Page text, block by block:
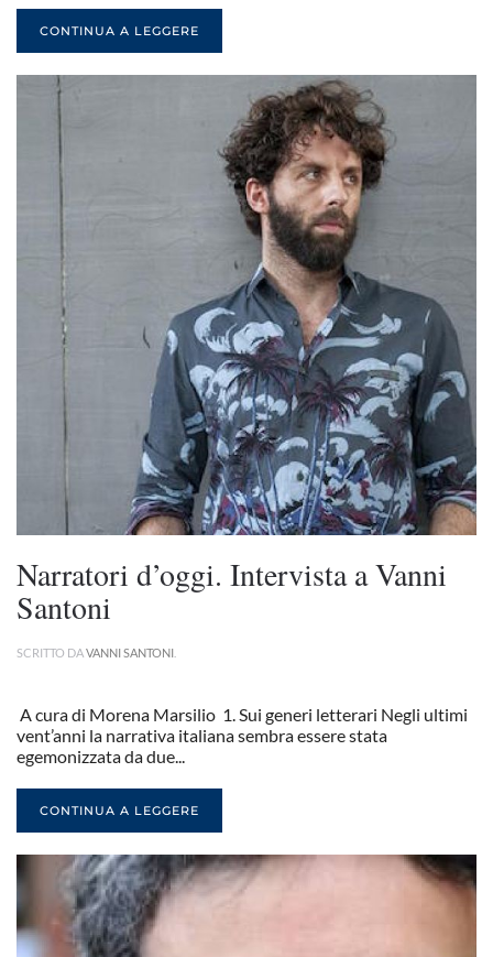
CONTINUA A LEGGERE
Narratori d’oggi. Intervista a Vanni
Santoni
SCRITTO DAVANNI SANTONI
A cura di Morena Marsilio 1. Sui generi letterari Negli ultimi
vent’anni la narrativa italiana sembra essere stata
egemonizzata da due...
CONTINUA A LEGGERE